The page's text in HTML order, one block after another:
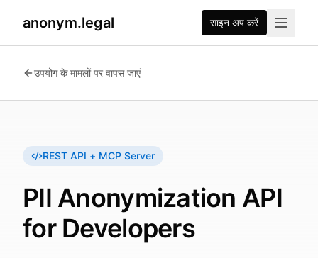
anonym.legal साइन अप करें
उपयोग के मामलों पर वापस जाएं
REST API + MCP Server
PII Anonymization API
for Developers